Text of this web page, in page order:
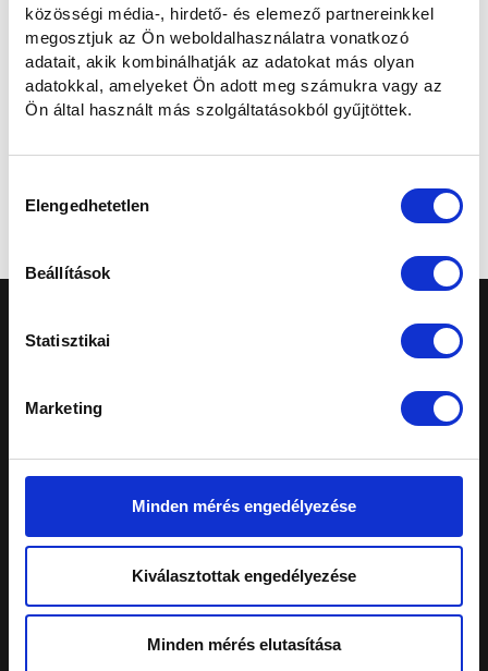
közösségi média-, hirdető- és elemező partnereinkkel
megosztjuk az Ön weboldalhasználatra vonatkozó
adatait, akik kombinálhatják az adatokat más olyan
adatokkal, amelyeket Ön adott meg számukra vagy az
Ön által használt más szolgáltatásokból gyűjtöttek.
kiválasztása
Elengedhetetlen
Beállítások
Statisztikai
Marketing
Minden mérés engedélyezése
Kiválasztottak engedélyezése
Minden mérés elutasítása
Szeretnék feliratkozni a hírlevélre.
A honlapon feltüntetett árak tájékoztató
jellegűek, nem minősülnek ajánlattételnek.
Konkrét, személyreszabott ajánlatokért fordulj
márkakereskedéseinkhez.
Schiller Autó Család